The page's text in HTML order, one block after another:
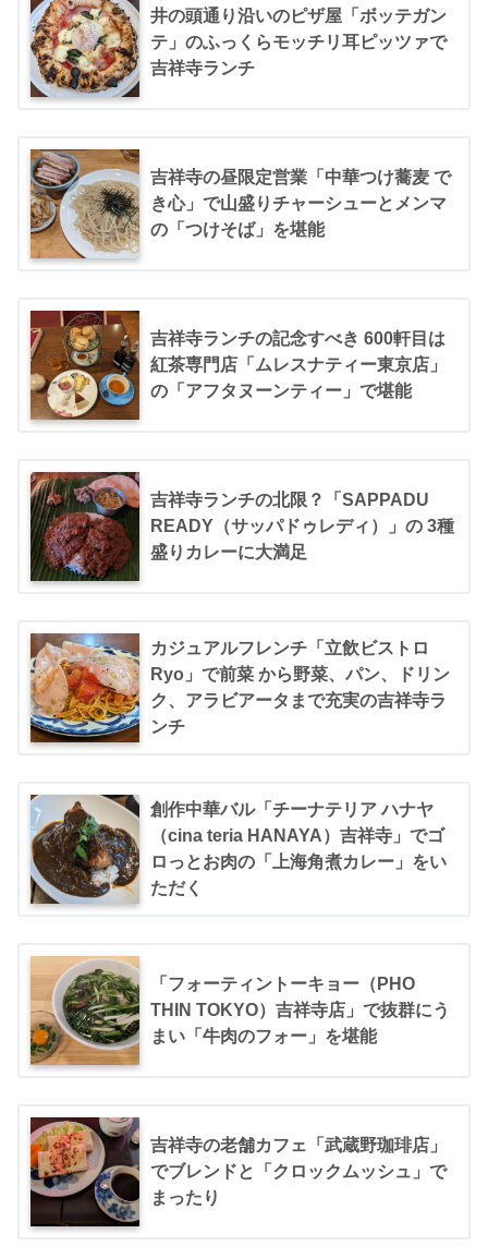
井の頭通り沿いのピザ屋「ボッテガン
テ」のふっくらモッチリ耳ピッツァで
吉祥寺ランチ
吉祥寺の昼限定営業「中華つけ蕎麦 で
き心」で山盛りチャーシューとメンマ
の「つけそば」を堪能
吉祥寺ランチの記念すべき 600軒目は
紅茶専門店「ムレスナティー東京店」
の「アフタヌーンティー」で堪能
吉祥寺ランチの北限？「SAPPADU
READY（サッパドゥレディ）」の 3種
盛りカレーに大満足
カジュアルフレンチ「立飲ビストロ
Ryo」で前菜 から野菜、パン、ドリン
ク、アラビアータまで充実の吉祥寺ラ
ンチ
創作中華バル「チーナテリア ハナヤ
（cina teria HANAYA）吉祥寺」でゴ
ロっとお肉の「上海角煮カレー」をい
ただく
「フォーティントーキョー（PHO
THIN TOKYO）吉祥寺店」で抜群にう
まい「牛肉のフォー」を堪能
吉祥寺の老舗カフェ「武蔵野珈琲店」
でブレンドと「クロックムッシュ」で
まったり